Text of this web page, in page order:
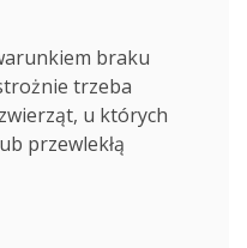
braku
trzeba
u których
przewlekłą